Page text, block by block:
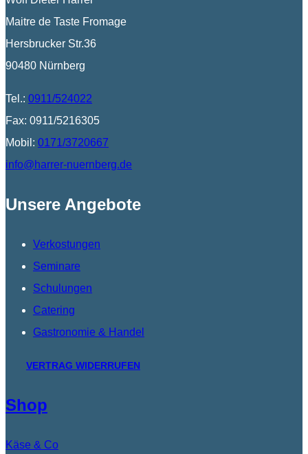
Maitre de Taste Fromage
Hersbrucker Str.36
90480 Nürnberg
Tel.: 0911/524022
Fax: 0911/5216305
Mobil: 0171/3720667
info@harrer-nuernberg.de
Unsere Angebote
Verkostungen
Seminare
Schulungen
Catering
Gastronomie & Handel
VERTRAG WIDERRUFEN
Shop
Käse & Co